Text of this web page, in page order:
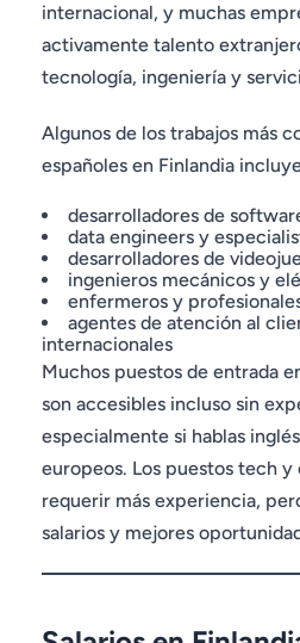
internacional, y muchas
activamente talento
tecnología, ingeniería y
Algunos de los trabajos más
españoles en Finlandia
desarrolladores de
data engineers y
desarrolladores de
ingenieros mecánicos y
enfermeros y
agentes de atención al
internacionales
Muchos puestos de entrada
son accesibles incluso sin
especialmente si hablas
europeos. Los puestos tech y
requerir más experiencia,
salarios y mejores